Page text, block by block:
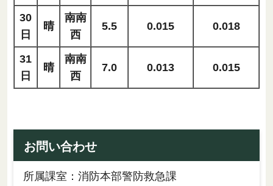
30
日
晴
南南
西
5.5 0.015 0.018
31
日
晴
南南
西
7.0 0.013 0.015
お問い合わせ
所属課室：消防本部警防救急課